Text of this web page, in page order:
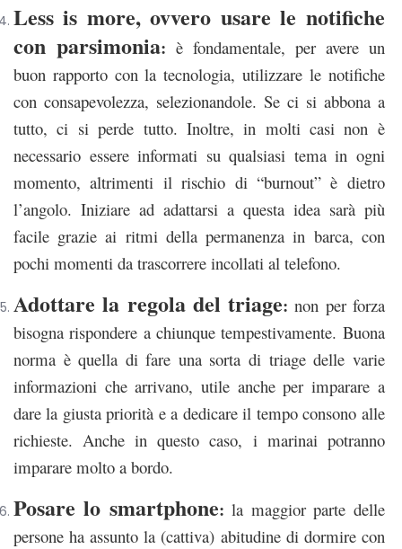
Less is more, ovvero usare le notifiche
con parsimonia: è fondamentale, per avere un
buon rapporto con la tecnologia, utilizzare le notifiche
con consapevolezza, selezionandole. Se ci si abbona a
tutto, ci si perde tutto. Inoltre, in molti casi non è
necessario essere informati su qualsiasi tema in ogni
momento, altrimenti il rischio di “burnout” è dietro
l’angolo. Iniziare ad adattarsi a questa idea sarà più
facile grazie ai ritmi della permanenza in barca, con
pochi momenti da trascorrere incollati al telefono.
Adottare la regola del triage:non per forza
bisogna rispondere a chiunque tempestivamente. Buona
norma è quella di fare una sorta di triage delle varie
informazioni che arrivano, utile anche per imparare a
dare la giusta priorità e a dedicare il tempo consono alle
richieste. Anche in questo caso, i marinai potranno
imparare molto a bordo.
Posare lo smartphone:la maggior parte delle
persone ha assunto la (cattiva) abitudine di dormire con